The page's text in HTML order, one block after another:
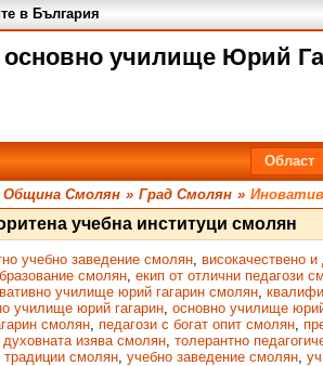
училище Юрий
в България
Област
Община Смолян » Град Смолян »
учебна институци смолян
учебно заведение смолян, високачествено
смолян, екип от отлични педагози
училище юрий гагарин смолян,
училище юрий гагарин, основно училище
смолян, педагози с богат опит смолян,
изява смолян, толерантно
традиции смолян, учебно заведение смолян,